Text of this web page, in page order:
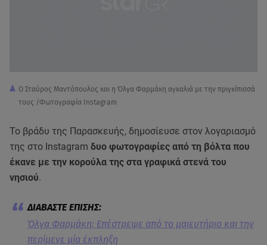
Ο Σταύρος Μαντόπουλος και η Όλγα Φαρμάκη αγκαλιά με την πριγκίπισσά
τους /Φωτογραφία Instagram
Το βράδυ της Παρασκευής, δημοσίευσε στον λογαριασμό
της στο Instagram δυο φωτογραφίες από τη βόλτα που
έκανε με την κορούλα της στα γραφικά στενά του
νησιού.
Όλγα Φαρμάκη: Επέστρεψε από το μαιευτήριο και την
περίμενε μία έκπληξη